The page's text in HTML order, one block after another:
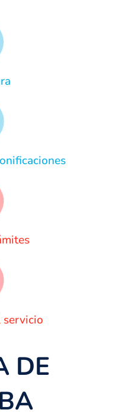
servicio
DE